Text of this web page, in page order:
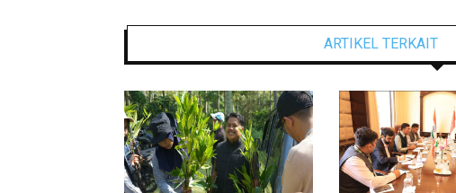
ARTIKEL TERKAIT